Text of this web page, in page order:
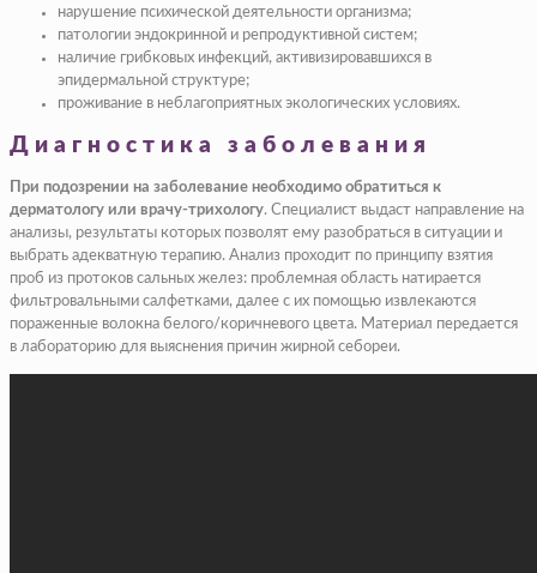
нарушение психической деятельности организма;
патологии эндокринной и репродуктивной систем;
наличие грибковых инфекций, активизировавшихся в
эпидермальной структуре;
проживание в неблагоприятных экологических условиях.
Диагностика заболевания
При подозрении на заболевание необходимо обратиться к
дерматологу или врачу-трихологу. Специалист выдаст направление на
анализы, результаты которых позволят ему разобраться в ситуации и
выбрать адекватную терапию. Анализ проходит по принципу взятия
проб из протоков сальных желез: проблемная область натирается
фильтровальными салфетками, далее с их помощью извлекаются
пораженные волокна белого/коричневого цвета. Материал передается
в лабораторию для выяснения причин жирной себореи.